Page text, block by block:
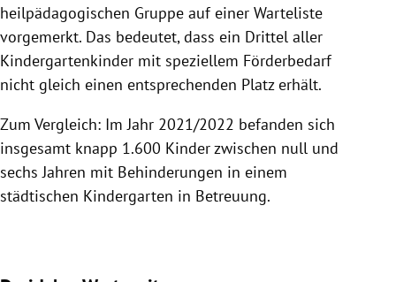
heilpädagogischen Gruppe auf einer Warteliste
vorgemerkt. Das bedeutet, dass ein Drittel aller
Kindergartenkinder mit speziellem Förderbedarf
nicht gleich einen entsprechenden Platz erhält.
Zum Vergleich: Im Jahr 2021/2022 befanden sich
insgesamt knapp 1.600 Kinder zwischen null und
sechs Jahren mit Behinderungen in einem
städtischen Kindergarten in Betreuung.